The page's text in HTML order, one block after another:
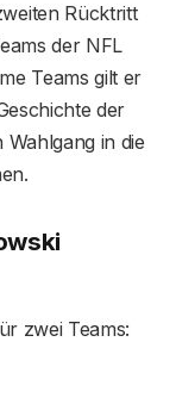
Rücktritt
der NFL
Teams gilt er
der
in die
zwei Teams: